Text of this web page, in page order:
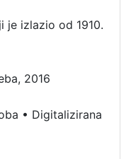
je izlazio od 1910.
2016
• Digitalizirana